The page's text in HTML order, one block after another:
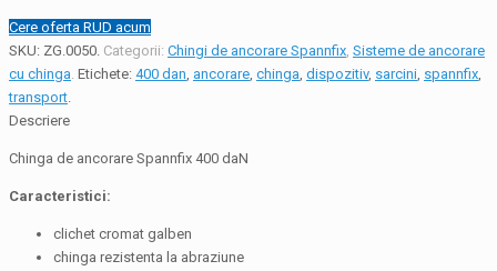
Cere oferta RUD acum
SKU: ZG.0050. Categorii: Chingi de ancorare Spannfix, Sisteme de ancorare
cu chinga. Etichete: 400 dan, ancorare, chinga, dispozitiv, sarcini, spannfix,
transport.
Descriere
Chinga de ancorare Spannfix 400 daN
Caracteristici:
clichet cromat galben
chinga rezistenta la abraziune